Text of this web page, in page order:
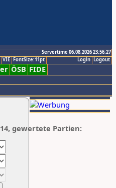
Servertime 06.08.2026 23:56:27
Logout
Login
VIE FontSize:11pt
ÖSB FIDE
gewertete Partien: